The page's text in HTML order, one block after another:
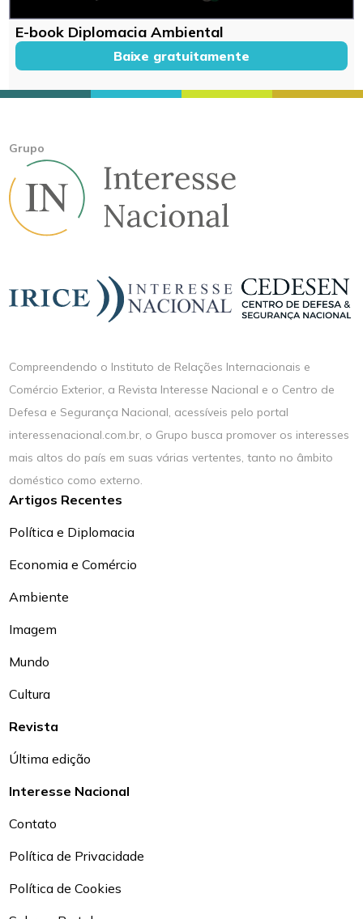
E-book Diplomacia Ambiental
Baixe gratuitamente
Grupo
Compreendendo o Instituto de Relações Internacionais e
Comércio Exterior, a Revista Interesse Nacional e o Centro de
Defesa e Segurança Nacional, acessíveis pelo portal
interessenacional.com.br, o Grupo busca promover os interesses
mais altos do país em suas várias vertentes, tanto no âmbito
doméstico como externo.
Artigos Recentes
Política e Diplomacia
Economia e Comércio
Ambiente
Imagem
Mundo
Cultura
Revista
Última edição
Interesse Nacional
Contato
Política de Privacidade
Política de Cookies